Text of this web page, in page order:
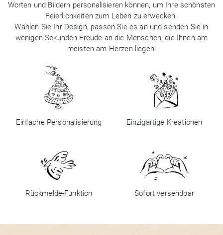
Worten und Bildern personalisieren können, um Ihre schönsten
Feierlichkeiten zum Leben zu erwecken.
Wählen Sie Ihr Design, passen Sie es an und senden Sie in
wenigen Sekunden Freude an die Menschen, die Ihnen am
meisten am Herzen liegen!
Einfache Personalisierung Einzigartige Kreationen
Rückmelde-Funktion Sofort versendbar